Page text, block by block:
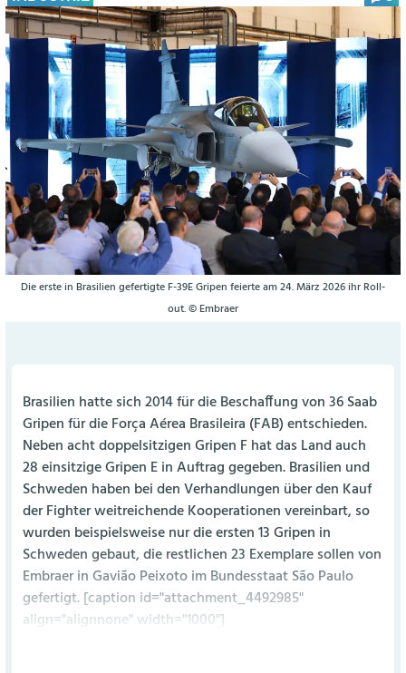
Die erste in Brasilien gefertigte F-39E Gripen feierte am 24. März 2026 ihr Roll-
out. © Embraer
Brasilien hatte sich 2014 für die Beschaffung von 36 Saab
Gripen für die Força Aérea Brasileira (FAB) entschieden.
Neben acht doppelsitzigen Gripen F hat das Land auch
28 einsitzige Gripen E in Auftrag gegeben. Brasilien und
Schweden haben bei den Verhandlungen über den Kauf
der Fighter weitreichende Kooperationen vereinbart, so
wurden beispielsweise nur die ersten 13 Gripen in
Schweden gebaut, die restlichen 23 Exemplare sollen von
Embraer in Gavião Peixoto im Bundesstaat São Paulo
gefertigt. [caption id="attachment_4492985"
align="alignnone" width="1000"]